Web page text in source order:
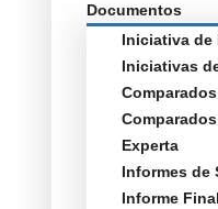
Documentos
Iniciativa de
Iniciativas
Comparados
Experta
Informes de
Informe